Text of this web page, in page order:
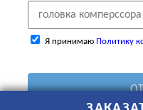
Я принимаю Политику